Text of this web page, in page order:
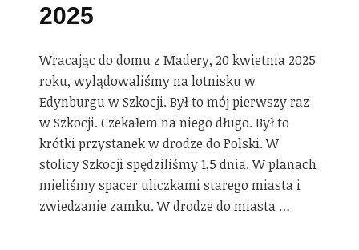
2025
Wracając do domu z Madery, 20 kwietnia 2025
roku, wylądowaliśmy na lotnisku w
Edynburgu w Szkocji. Był to mój pierwszy raz
w Szkocji. Czekałem na niego długo. Był to
krótki przystanek w drodze do Polski. W
stolicy Szkocji spędziliśmy 1,5 dnia. W planach
mieliśmy spacer uliczkami starego miasta i
zwiedzanie zamku. W drodze do miasta …